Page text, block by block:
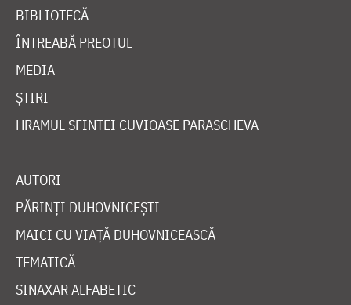
BIBLIOTECĂ
ÎNTREABĂ PREOTUL
MEDIA
ȘTIRI
HRAMUL SFINTEI CUVIOASE PARASCHEVA
AUTORI
PĂRINȚI DUHOVNICEȘTI
MAICI CU VIAȚĂ DUHOVNICEASCĂ
TEMATICĂ
SINAXAR ALFABETIC